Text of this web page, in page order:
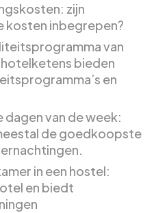
zijn
kosten inbegrepen?
van
bieden
en
dagen van de week:
de goedkoopste
in een hostel:
en biedt